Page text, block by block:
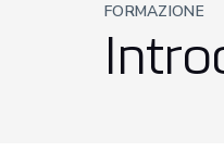
FORMAZIONE